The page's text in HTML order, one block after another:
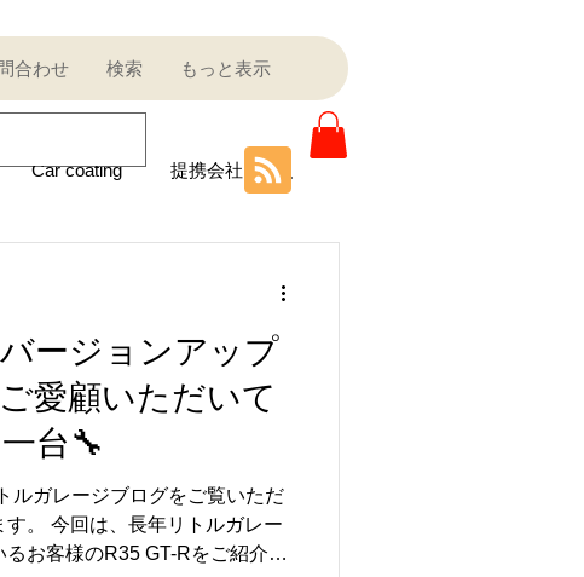
合わせ 検索 もっと表示
Car coating 提携会社
Sale outlet
Toyota
バージョンアップ
愛顧いただいて
台🔧
ルガレージブログをご覧いただ
。 今回は、長年リトルガレー
お客様のR35 GT-Rをご紹介し